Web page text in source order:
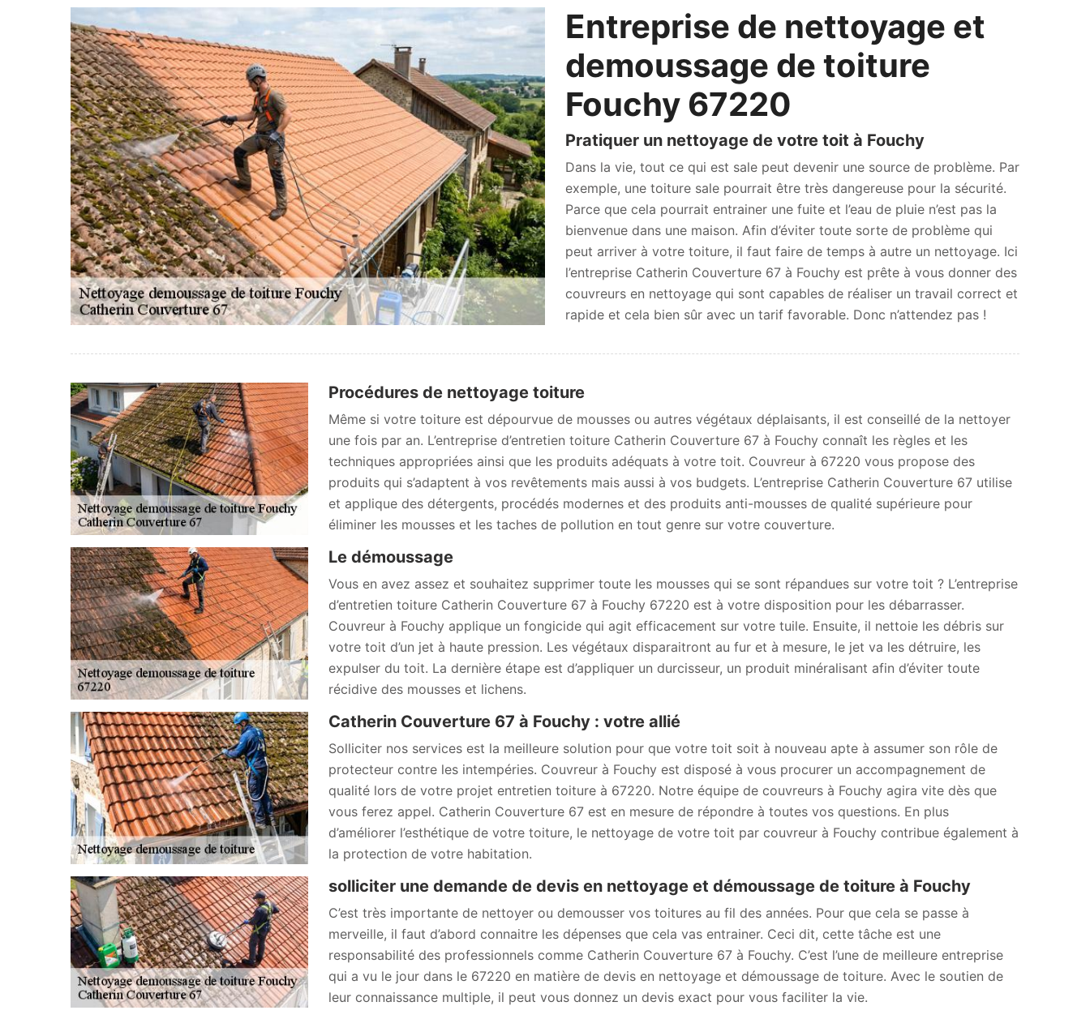
Entreprise de nettoyage et
demoussage de toiture
Fouchy 67220
Pratiquer un nettoyage de votre toit à Fouchy
Dans la vie, tout ce qui est sale peut devenir une source de problème. Par
exemple, une toiture sale pourrait être très dangereuse pour la sécurité.
Parce que cela pourrait entrainer une fuite et l’eau de pluie n’est pas la
bienvenue dans une maison. Afin d’éviter toute sorte de problème qui
peut arriver à votre toiture, il faut faire de temps à autre un nettoyage. Ici
l’entreprise Catherin Couverture 67 à Fouchy est prête à vous donner des
couvreurs en nettoyage qui sont capables de réaliser un travail correct et
rapide et cela bien sûr avec un tarif favorable. Donc n’attendez pas !
Procédures de nettoyage toiture
Même si votre toiture est dépourvue de mousses ou autres végétaux déplaisants, il est conseillé de la nettoyer
une fois par an. L’entreprise d’entretien toiture Catherin Couverture 67 à Fouchy connaît les règles et les
techniques appropriées ainsi que les produits adéquats à votre toit. Couvreur à 67220 vous propose des
produits qui s’adaptent à vos revêtements mais aussi à vos budgets. L’entreprise Catherin Couverture 67 utilise
et applique des détergents, procédés modernes et des produits anti-mousses de qualité supérieure pour
éliminer les mousses et les taches de pollution en tout genre sur votre couverture.
Le démoussage
Vous en avez assez et souhaitez supprimer toute les mousses qui se sont répandues sur votre toit ? L’entreprise
d’entretien toiture Catherin Couverture 67 à Fouchy 67220 est à votre disposition pour les débarrasser.
Couvreur à Fouchy applique un fongicide qui agit efficacement sur votre tuile. Ensuite, il nettoie les débris sur
votre toit d’un jet à haute pression. Les végétaux disparaitront au fur et à mesure, le jet va les détruire, les
expulser du toit. La dernière étape est d’appliquer un durcisseur, un produit minéralisant afin d’éviter toute
récidive des mousses et lichens.
Catherin Couverture 67 à Fouchy : votre allié
Solliciter nos services est la meilleure solution pour que votre toit soit à nouveau apte à assumer son rôle de
protecteur contre les intempéries. Couvreur à Fouchy est disposé à vous procurer un accompagnement de
qualité lors de votre projet entretien toiture à 67220. Notre équipe de couvreurs à Fouchy agira vite dès que
vous ferez appel. Catherin Couverture 67 est en mesure de répondre à toutes vos questions. En plus
d’améliorer l’esthétique de votre toiture, le nettoyage de votre toit par couvreur à Fouchy contribue également à
la protection de votre habitation.
solliciter une demande de devis en nettoyage et démoussage de toiture à Fouchy
C’est très importante de nettoyer ou demousser vos toitures au fil des années. Pour que cela se passe à
merveille, il faut d’abord connaitre les dépenses que cela vas entrainer. Ceci dit, cette tâche est une
responsabilité des professionnels comme Catherin Couverture 67 à Fouchy. C’est l’une de meilleure entreprise
qui a vu le jour dans le 67220 en matière de devis en nettoyage et démoussage de toiture. Avec le soutien de
leur connaissance multiple, il peut vous donnez un devis exact pour vous faciliter la vie.